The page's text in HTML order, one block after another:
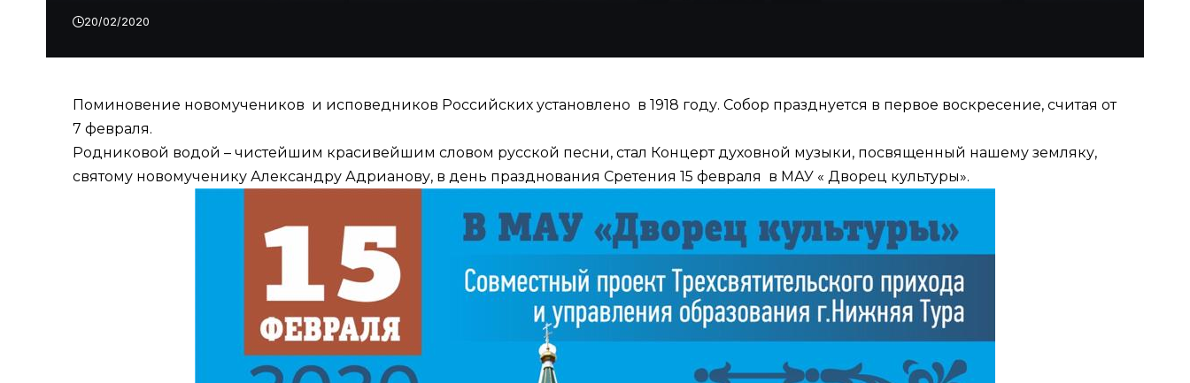
20/02/2020
Поминовение новомучеников и исповедников Российских установлено в 1918 году. Собор празднуется в первое воскресение, считая от
7 февраля.
Родниковой водой – чистейшим красивейшим словом русской песни, стал Концерт духовной музыки, посвященный нашему земляку,
святому новомученику Александру Адрианову, в день празднования Сретения 15 февраля в МАУ « Дворец культуры».